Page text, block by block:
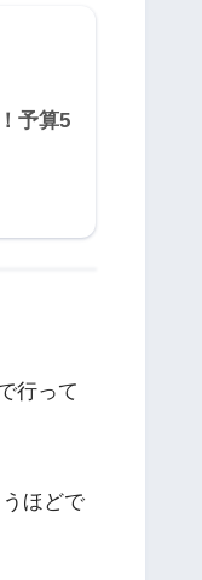
予算5
行って
ほどで